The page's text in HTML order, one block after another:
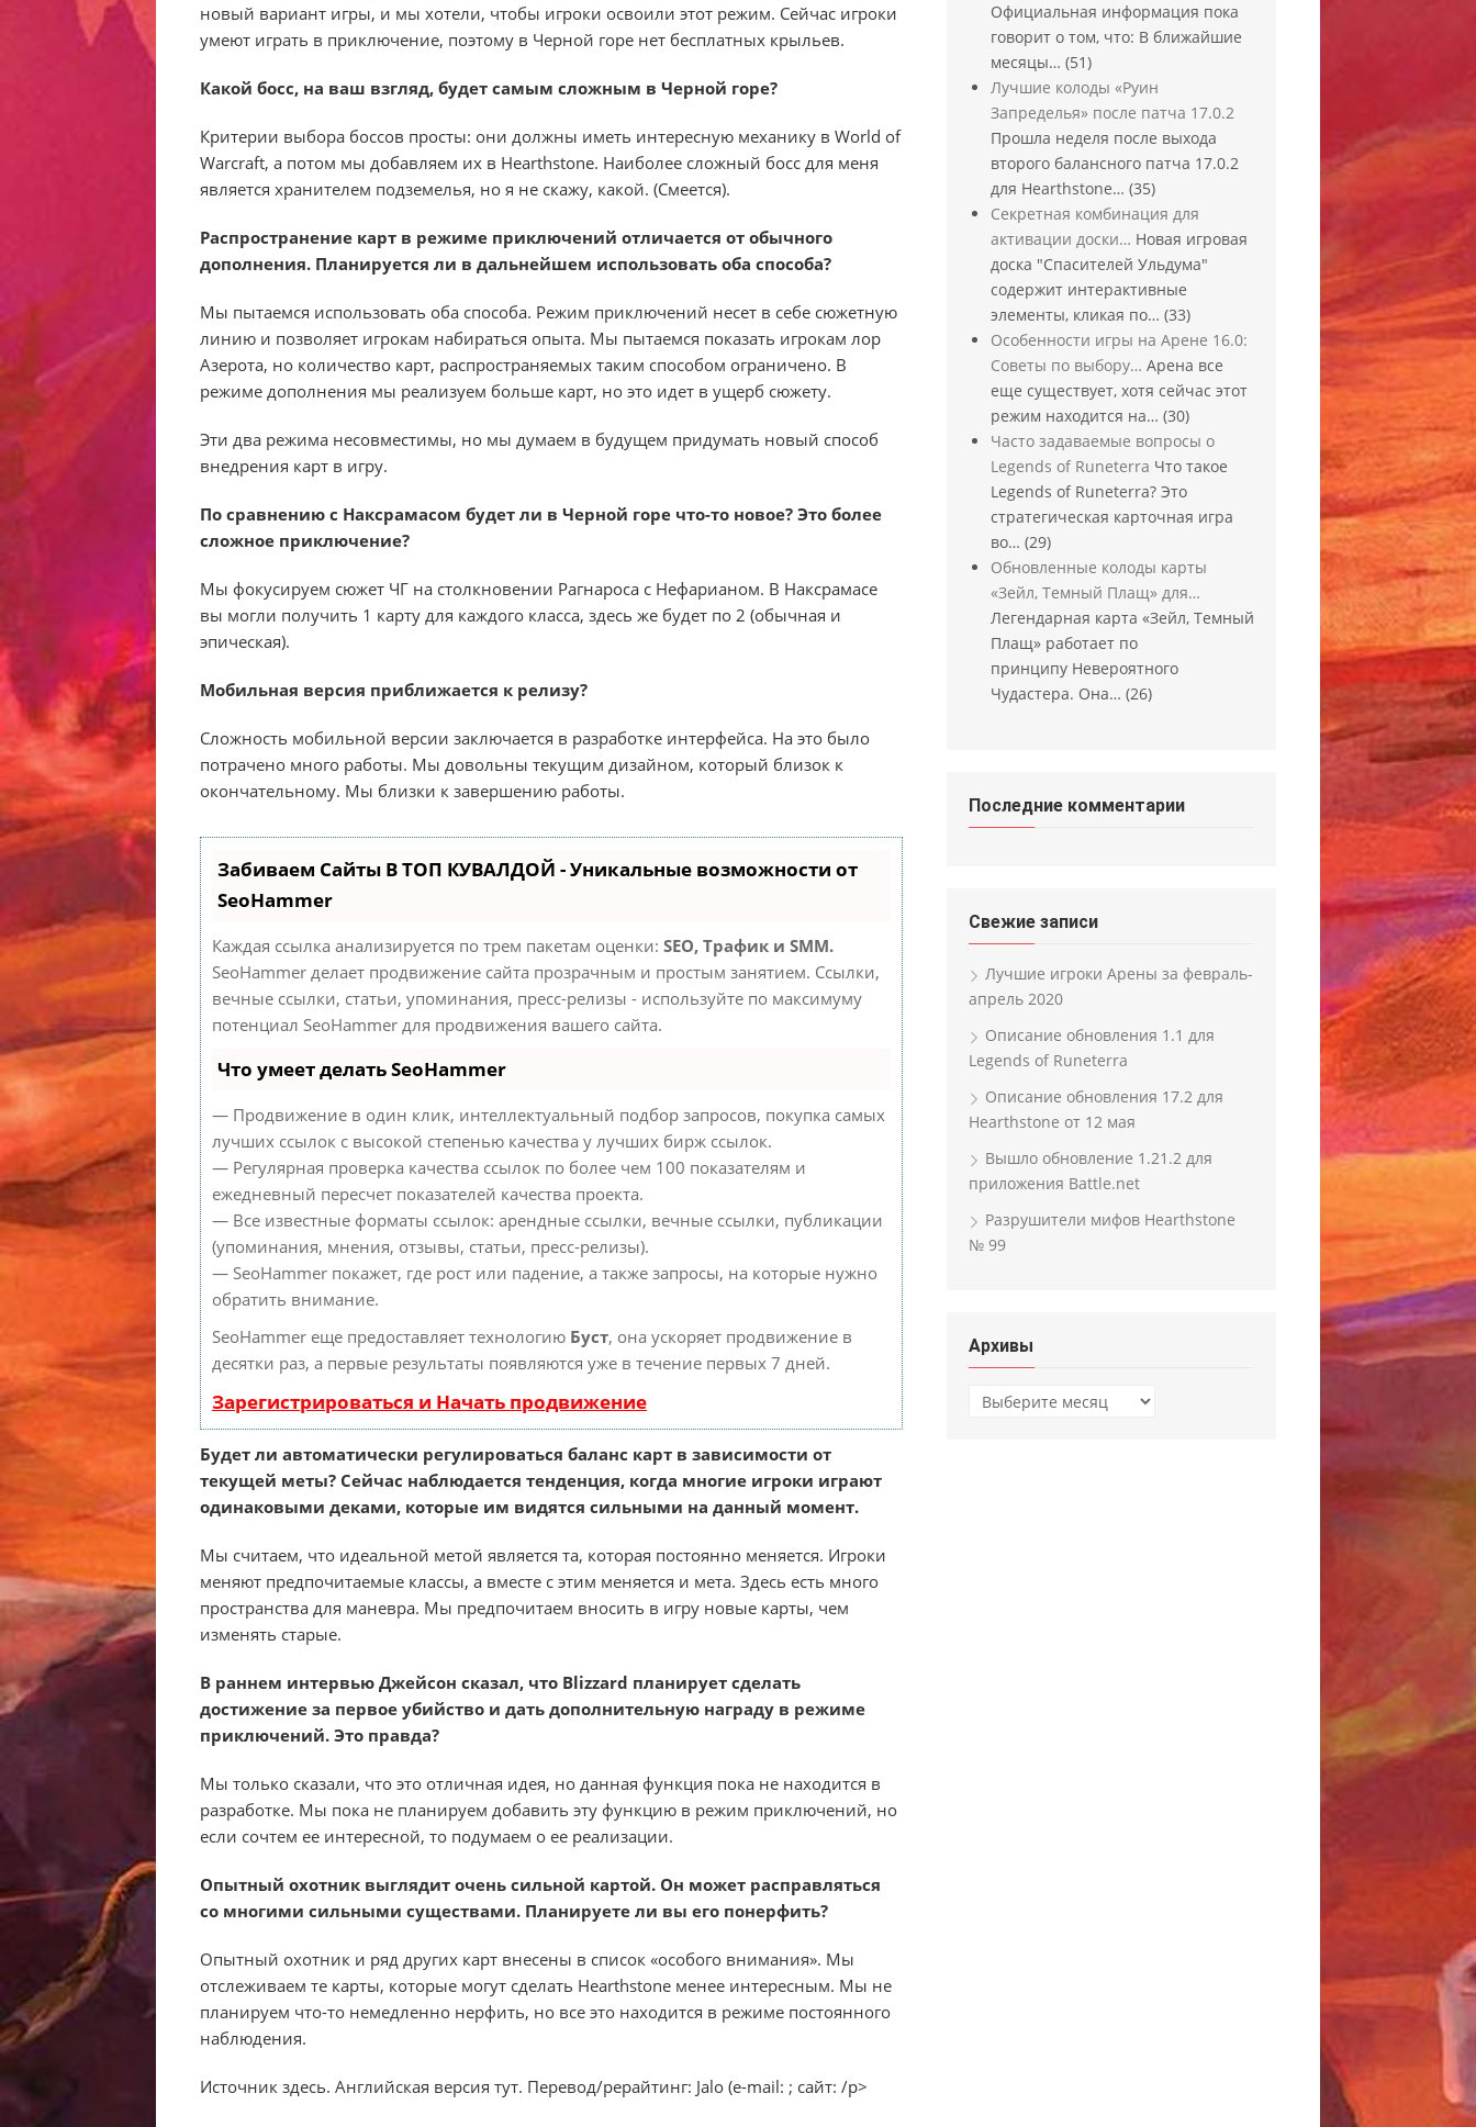
новый вариант игры, и мы хотели, чтобы игроки освоили этот режим. Сейчас игроки
умеют играть в приключение, поэтому в Черной горе нет бесплатных крыльев.
Какой босс, на ваш взгляд, будет самым сложным в Черной горе?
Критерии выбора боссов просты: они должны иметь интересную механику в World of
Warcraft, а потом мы добавляем их в Hearthstone. Наиболее сложный босс для меня
является хранителем подземелья, но я не скажу, какой. (Смеется).
Распространение карт в режиме приключений отличается от обычного
дополнения. Планируется ли в дальнейшем использовать оба способа?
Мы пытаемся использовать оба способа. Режим приключений несет в себе сюжетную
линию и позволяет игрокам набираться опыта. Мы пытаемся показать игрокам лор
Азерота, но количество карт, распространяемых таким способом ограничено. В
режиме дополнения мы реализуем больше карт, но это идет в ущерб сюжету.
Эти два режима несовместимы, но мы думаем в будущем придумать новый способ
внедрения карт в игру.
По сравнению с Наксрамасом будет ли в Черной горе что-то новое? Это более
сложное приключение?
Мы фокусируем сюжет ЧГ на столкновении Рагнароса с Нефарианом. В Наксрамасе
вы могли получить 1 карту для каждого класса, здесь же будет по 2 (обычная и
эпическая).
Мобильная версия приближается к релизу?
Сложность мобильной версии заключается в разработке интерфейса. На это было
потрачено много работы. Мы довольны текущим дизайном, который близок к
окончательному. Мы близки к завершению работы.
Забиваем Сайты В ТОП КУВАЛДОЙ - Уникальные возможности от
SeoHammer
Каждая ссылка анализируется по трем пакетам оценки: SEO, Трафик и SMM.
SeoHammer делает продвижение сайта прозрачным и простым занятием. Ссылки,
вечные ссылки, статьи, упоминания, пресс-релизы - используйте по максимуму
потенциал SeoHammer для продвижения вашего сайта.
Что умеет делать SeoHammer
— Продвижение в один клик, интеллектуальный подбор запросов, покупка самых
лучших ссылок с высокой степенью качества у лучших бирж ссылок.
— Регулярная проверка качества ссылок по более чем 100 показателям и
ежедневный пересчет показателей качества проекта.
— Все известные форматы ссылок: арендные ссылки, вечные ссылки, публикации
(упоминания, мнения, отзывы, статьи, пресс-релизы).
— SeoHammer покажет, где рост или падение, а также запросы, на которые нужно
обратить внимание.
SeoHammer еще предоставляет технологию Буст, она ускоряет продвижение в
десятки раз, а первые результаты появляются уже в течение первых 7 дней.
Зарегистрироваться и Начать продвижение
Будет ли автоматически регулироваться баланс карт в зависимости от
текущей меты? Сейчас наблюдается тенденция, когда многие игроки играют
одинаковыми деками, которые им видятся сильными на данный момент.
Мы считаем, что идеальной метой является та, которая постоянно меняется. Игроки
меняют предпочитаемые классы, а вместе с этим меняется и мета. Здесь есть много
пространства для маневра. Мы предпочитаем вносить в игру новые карты, чем
изменять старые.
В раннем интервью Джейсон сказал, что Blizzard планирует сделать
достижение за первое убийство и дать дополнительную награду в режиме
приключений. Это правда?
Мы только сказали, что это отличная идея, но данная функция пока не находится в
разработке. Мы пока не планируем добавить эту функцию в режим приключений, но
если сочтем ее интересной, то подумаем о ее реализации.
Опытный охотник выглядит очень сильной картой. Он может расправляться
со многими сильными существами. Планируете ли вы его понерфить?
Опытный охотник и ряд других карт внесены в список «особого внимания». Мы
отслеживаем те карты, которые могут сделать Hearthstone менее интересным. Мы не
планируем что-то немедленно нерфить, но все это находится в режиме постоянного
наблюдения.
Источник здесь. Английская версия тут. Перевод/рерайтинг: Jalo (e-mail: ; сайт: /p>
Официальная информация пока
говорит о том, что: В ближайшие
месяцы… (51)
Лучшие колоды «Руин
Запределья» после патча 17.0.2
Прошла неделя после выхода
второго балансного патча 17.0.2
для Hearthstone… (35)
Секретная комбинация для
активации доски… Новая игровая
доска "Спасителей Ульдума"
содержит интерактивные
элементы, кликая по… (33)
Особенности игры на Арене 16.0:
Советы по выбору… Арена все
еще существует, хотя сейчас этот
режим находится на… (30)
Часто задаваемые вопросы о
Legends of Runeterra Что такое
Legends of Runeterra? Это
стратегическая карточная игра
во… (29)
Обновленные колоды карты
«Зейл, Темный Плащ» для…
Легендарная карта «Зейл, Темный
Плащ» работает по
принципу Невероятного
Чудастера. Она… (26)
Последние комментарии
Свежие записи
Лучшие игроки Арены за февраль-
апрель 2020
Описание обновления 1.1 для
Legends of Runeterra
Описание обновления 17.2 для
Hearthstone от 12 мая
Вышло обновление 1.21.2 для
приложения Battle.net
Разрушители мифов Hearthstone
№ 99
Архивы
Архивы